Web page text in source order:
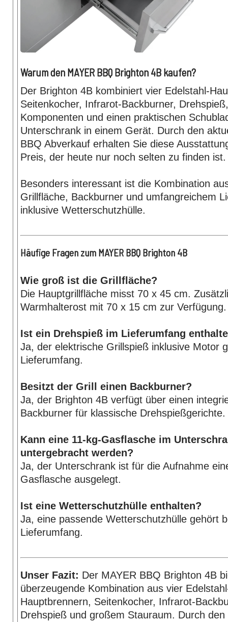
Warum den MAYER BBQ Brighton 4B kaufen?
Der Brighton 4B kombiniert vier Edelstahl-
Seitenkocher, Infrarot-Backburner,
Komponenten und einen praktischen
Unterschrank in einem Gerät. Durch den
BBQ Abverkauf erhalten Sie diese
Preis, der heute nur noch selten zu finden ist.
Besonders interessant ist die Kombination
Grillfläche, Backburner und umfangreichem
inklusive Wetterschutzhülle.
Häufige Fragen zum MAYER BBQ Brighton 4B
Wie groß ist die Grillfläche?
Die Hauptgrillfläche misst 70 x 45 cm.
Warmhalterost mit 70 x 15 cm zur Verfügung.
Ist ein Drehspieß im Lieferumfang
Ja, der elektrische Grillspieß inklusive Motor
Lieferumfang.
Besitzt der Grill einen Backburner?
Ja, der Brighton 4B verfügt über einen
Backburner für klassische Drehspießgerichte.
Kann eine 11-kg-Gasflasche im
untergebracht werden?
Ja, der Unterschrank ist für die Aufnahme
Gasflasche ausgelegt.
Ist eine Wetterschutzhülle enthalten?
Ja, eine passende Wetterschutzhülle gehört
Lieferumfang.
Unser Fazit: Der MAYER BBQ Brighton 4B
überzeugende Kombination aus vier
Hauptbrennern, Seitenkocher, Infrarot-
Drehspieß und großem Stauraum. Durch den